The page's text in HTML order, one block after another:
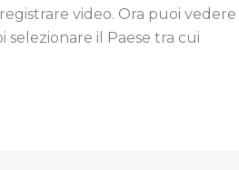
video. Ora puoi vedere
il Paese tra cui